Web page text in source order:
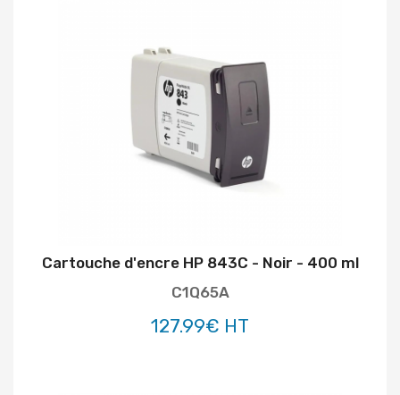
Cartouche d'encre HP 843C - Noir - 400 ml
C1Q65A
127.99€ HT